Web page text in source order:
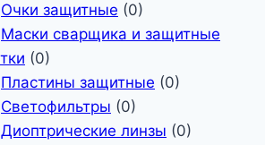
Очки защитные (0)
Маски сварщика и защитные
(0)
Пластины защитные (0)
Светофильтры (0)
Диоптрические линзы (0)